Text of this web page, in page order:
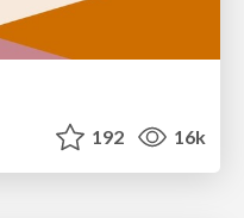
192 16k